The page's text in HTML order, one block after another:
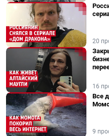
20
16
Все
9